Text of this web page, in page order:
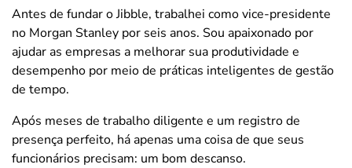
Antes de fundar o Jibble, trabalhei como vice-presidente
no Morgan Stanley por seis anos. Sou apaixonado por
ajudar as empresas a melhorar sua produtividade e
desempenho por meio de práticas inteligentes de gestão
de tempo.
Após meses de trabalho diligente e um registro de
presença perfeito, há apenas uma coisa de que seus
funcionários precisam: um bom descanso.